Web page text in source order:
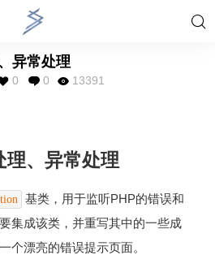
异常处理
0 0 13391
理、异常处理
基类，用于监听PHP的错误和
集成该类，并重写其中的一些成
个漂亮的错误提示页面。